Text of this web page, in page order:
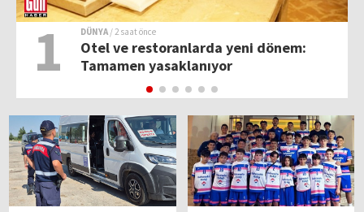
1 DÜNYA / 2 saat önce
Otel ve restoranlarda yeni dönem:
Tamamen yasaklanıyor